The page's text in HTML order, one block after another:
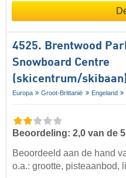
4525. Brentwood
Snowboard Centre
(skicentrum/
Europa Groot-Brittanië Engeland
Beoordeling: 2,0 van de
Beoordeeld aan de hand
o.a.: grootte, pisteaanbod,